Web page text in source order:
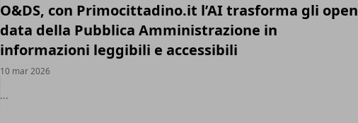
O&DS, con Primocittadino.it l’AI trasforma gli open
data della Pubblica Amministrazione in
informazioni leggibili e accessibili
10 mar 2026
...